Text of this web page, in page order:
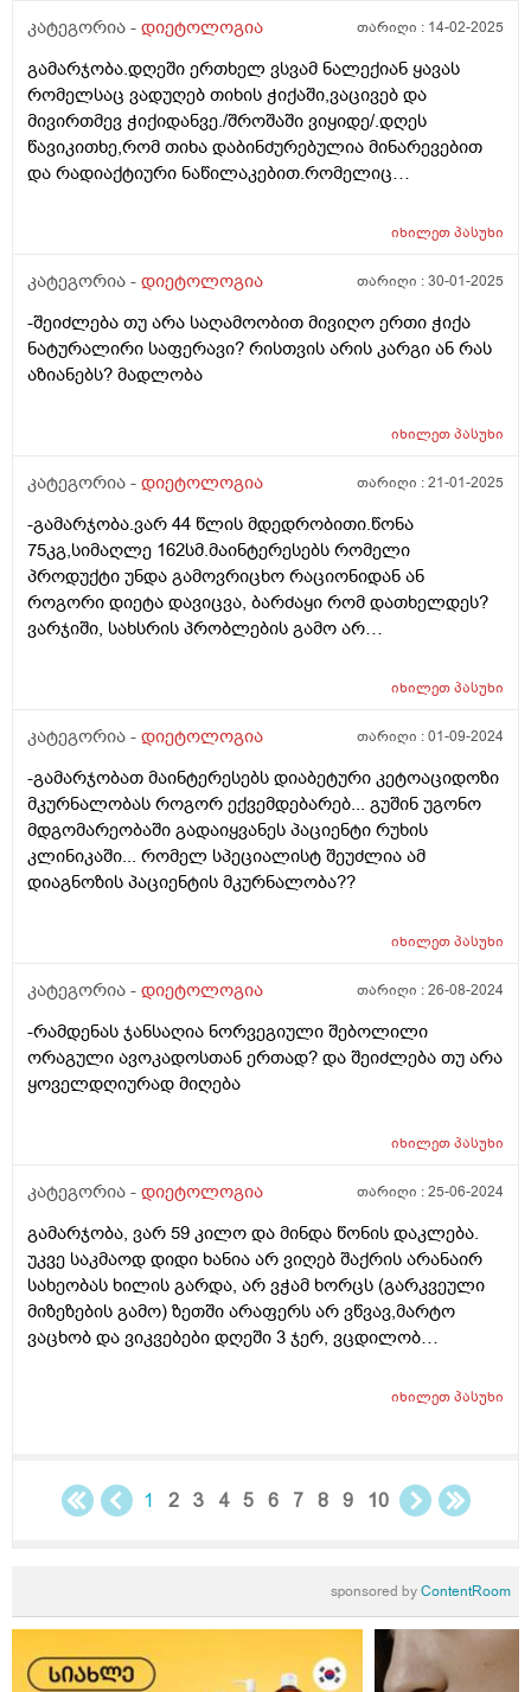
კატეგორია - დიეტოლოგია თარიღი : 14-02-2025
გამარჯობა.დღეში ერთხელ ვსვამ ნალექიან ყავას
რომელსაც ვადუღებ თიხის ჭიქაში,ვაცივებ და
მივირთმევ ჭიქიდანვე./შროშაში ვიყიდე/.დღეს
წავიკითხე,რომ თიხა დაბინძურებულია მინარევებით
და რადიაქტიური ნაწილაკებით.რომელიც
თიხაში.მაინტერესებს,არასწორად ვიქცევი? ან მავნებს
დალევა? მადლობა.
იხილეთპასუხი
კატეგორია - დიეტოლოგია თარიღი :30-01-2025
-შეიძლება თუ არა საღამოობით მივიღო ერთი ჭიქა
ნატურალირი საფერავი? რისთვის არის კარგი ან რას
აზიანებს? მადლობა
იხილეთპასუხი
კატეგორია - დიეტოლოგია თარიღი :21-01-2025
-გამარჯობა.ვარ 44 წლის მდედრობითი.წონა
75კგ,სიმაღლე 162სმ.მაინტერესებს რომელი
პროდუქტი უნდა გამოვრიცხო რაციონიდან ან
როგორი დიეტა დავიცვა, ბარძაყი რომ დათხელდეს?
ვარჯიში, სახსრის პრობლების გამო არ
იხილეთპასუხი
კატეგორია - დიეტოლოგია თარიღი :01-09-2024
-გამარჯობათ მაინტერესებს დიაბეტური კეტოაციდოზი
მკურნალობას როგორ ექვემდებარებ... გუშინ უგონო
მდგომარეობაში გადაიყვანეს პაციენტი რუხის
კლინიკაში... რომელ სპეციალისტ შეუძლია ამ
დიაგნოზის პაციენტის მკურნალობა??
იხილეთპასუხი
კატეგორია - დიეტოლოგია თარიღი :26-08-2024
-რამდენას ჯანსაღია ნორვეგიული შებოლილი
ორაგული ავოკადოსთან ერთად? და შეიძლება თუ არა
ყოველდღიურად მიღება
იხილეთპასუხი
კატეგორია - დიეტოლოგია თარიღი :25-06-2024
გამარჯობა, ვარ 59 კილო და მინდა წონის დაკლება.
უკვე საკმაოდ დიდი ხანია არ ვიღებ შაქრის არანაირ
სახეობას ხილის გარდა, არ ვჭამ ხორცს (გარკვეული
მიზეზების გამო) ზეთში არაფერს არ ვწვავ,მარტო
ვაცხობ და ვიკვებები დღეში 3 ჯერ, ვცდილობ
მირჩიოთ რამე ან დამანახოთ სად ვუშვებ შეცდომას?
იხილეთპასუხი
1 2 3 4 5 6 7 8 9 10
sponsored byContentRoom